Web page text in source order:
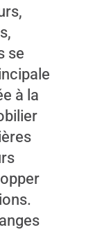
se
à la